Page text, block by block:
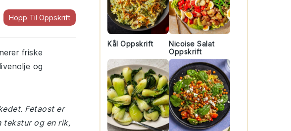
Hopp Til Oppskrift
friske
og
Fetaost er
tekstur og en rik,
Kål Oppskrift
Nicoise Salat
Oppskrift